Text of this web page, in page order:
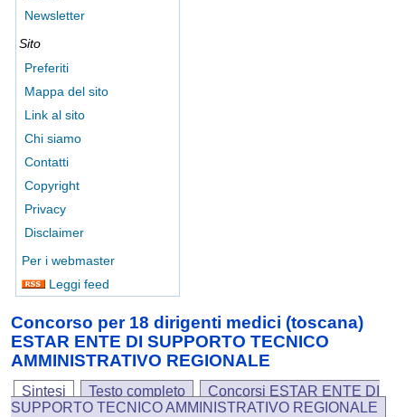
Newsletter
Sito
Preferiti
Mappa del sito
Link al sito
Chi siamo
Contatti
Copyright
Privacy
Disclaimer
Per i webmaster
Leggi feed
Concorso per 18 dirigenti medici (toscana)
ESTAR ENTE DI SUPPORTO TECNICO
AMMINISTRATIVO REGIONALE
Sintesi Testo completo
Concorsi ESTAR ENTE DI
SUPPORTO TECNICO AMMINISTRATIVO REGIONALE